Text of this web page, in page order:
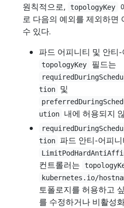
원칙적으로,
topologyKey
로 다음의 예외를 제외하면
수 있다.
파드 어피니티 및 안티
topologyKey 필드는
tion
및
ution
내에 허용되지
tion
파드 안티-어피
컨트롤러는
kubernetes.io/
토폴로지를 허용하고
를 수정하거나 비활성